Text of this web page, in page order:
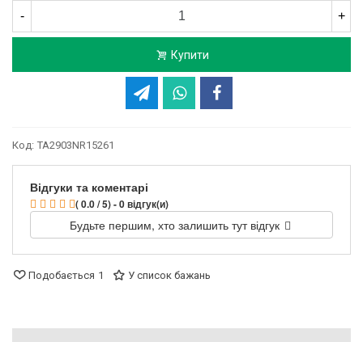
- +
Купити
Код: TA2903NR15261
Відгуки та коментарі
( 0.0 / 5) - 0 відгук(и)
Будьте першим, хто залишить тут відгук
Подобається 1 У список бажань